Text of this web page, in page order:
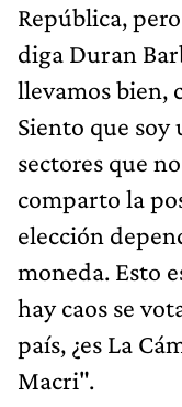
República,
diga Duran
llevamos bien,
Siento que
sectores que
comparto la
elección
moneda. Esto
hay caos se
país, ¿es La
Macri".